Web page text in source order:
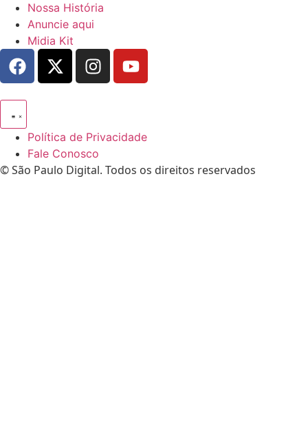
Nossa História
Anuncie aqui
Midia Kit
Política de Privacidade
Fale Conosco
© São Paulo Digital. Todos os direitos reservados